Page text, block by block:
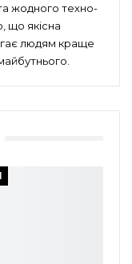
жодного техно-
що якісна
людям краще